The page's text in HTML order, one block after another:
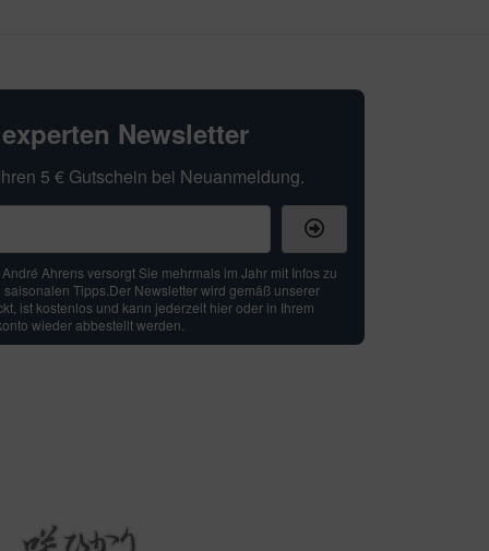
Newsletter
5 € Gutschein bei Neuanmeldung.
Ahrens versorgt Sie mehrmals im Jahr mit Infos zu
Tipps.Der Newsletter wird gemäß unserer
ist kostenlos und kann jederzeit hier oder in Ihrem
wieder abbestellt werden.